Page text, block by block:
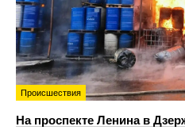
Происшествия
На проспекте Ленина в